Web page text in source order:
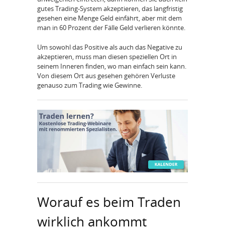
gutes Trading-System akzeptieren, das langfristig
gesehen eine Menge Geld einfährt, aber mit dem
man in 60 Prozent der Fälle Geld verlieren könnte.
Um sowohl das Positive als auch das Negative zu
akzeptieren, muss man diesen speziellen Ort in
seinem Inneren finden, wo man einfach sein kann.
Von diesem Ort aus gesehen gehören Verluste
genauso zum Trading wie Gewinne.
Worauf es beim Traden
wirklich ankommt